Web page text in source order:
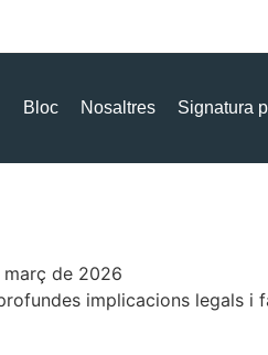
Bloc Nosaltres Signatura
de 2026
implicacions legals i